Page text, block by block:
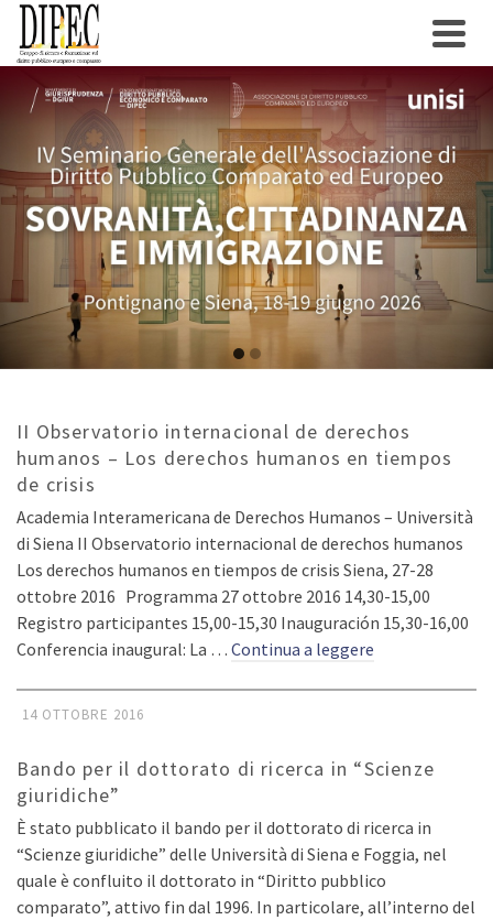
Go
1
Go
2
II Observatorio internacional de derechos
humanos – Los derechos humanos en tiempos
de crisis
Academia Interamericana de Derechos Humanos – Università
di Siena II Observatorio internacional de derechos humanos
Los derechos humanos en tiempos de crisis Siena, 27-28
ottobre 2016 Programma 27 ottobre 2016 14,30-15,00
Registro participantes 15,00-15,30 Inauguración 15,30-16,00
Conferencia inaugural: La … Continua a leggere
14 OTTOBRE 2016
Bando per il dottorato di ricerca in “Scienze
giuridiche”
È stato pubblicato il bando per il dottorato di ricerca in
“Scienze giuridiche” delle Università di Siena e Foggia, nel
quale è confluito il dottorato in “Diritto pubblico
comparato”, attivo fin dal 1996. In particolare, all’interno del